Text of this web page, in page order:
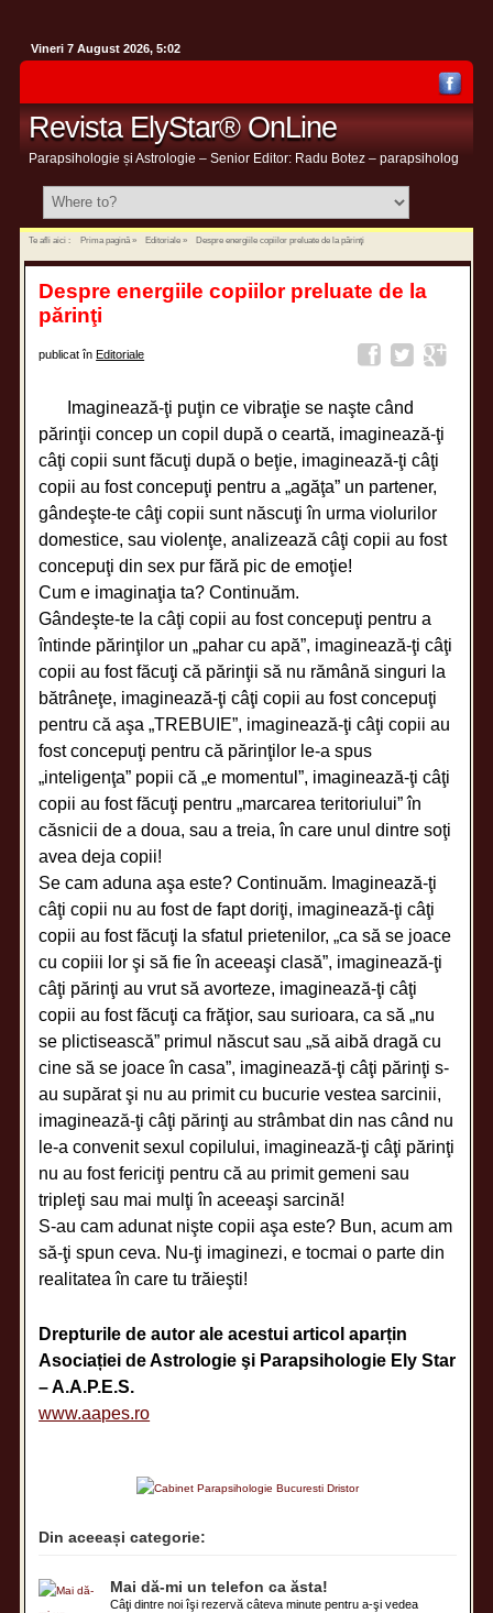
Vineri 7 August 2026, 5:02
Revista ElyStar® OnLine
Parapsihologie și Astrologie – Senior Editor: Radu Botez – parapsiholog
Te afli aici : Prima pagină» Editoriale» Despre energiile copiilor preluate de la părinţi
Despre energiile copiilor preluate de la
părinţi
publicat înEditoriale
Imaginează-ţi puţin ce vibraţie se naşte când
părinţii concep un copil după o ceartă, imaginează-ţi
câţi copii sunt făcuţi după o beţie, imaginează-ţi câţi
copii au fost concepuţi pentru a „agăţa” un partener,
gândeşte-te câţi copii sunt născuţi în urma violurilor
domestice, sau violenţe, analizează câţi copii au fost
concepuţi din sex pur fără pic de emoţie!
Cum e imaginaţia ta? Continuăm.
Gândeşte-te la câţi copii au fost concepuţi pentru a
întinde părinţilor un „pahar cu apă”, imaginează-ţi câţi
copii au fost făcuţi că părinţii să nu rămână singuri la
bătrâneţe, imaginează-ţi câţi copii au fost concepuţi
pentru că aşa „TREBUIE”, imaginează-ţi câţi copii au
fost concepuţi pentru că părinţilor le-a spus
„inteligenţa” popii că „e momentul”, imaginează-ţi câţi
copii au fost făcuţi pentru „marcarea teritoriului” în
căsnicii de a doua, sau a treia, în care unul dintre soţi
avea deja copii!
Se cam aduna aşa este? Continuăm. Imaginează-ţi
câţi copii nu au fost de fapt doriţi, imaginează-ţi câţi
copii au fost făcuţi la sfatul prietenilor, „ca să se joace
cu copiii lor şi să fie în aceeaşi clasă”, imaginează-ţi
câţi părinţi au vrut să avorteze, imaginează-ţi câţi
copii au fost făcuţi ca frăţior, sau surioara, ca să „nu
se plictisească” primul născut sau „să aibă dragă cu
cine să se joace în casa”, imaginează-ţi câţi părinţi s-
au supărat şi nu au primit cu bucurie vestea sarcinii,
imaginează-ţi câţi părinţi au strâmbat din nas când nu
le-a convenit sexul copilului, imaginează-ţi câţi părinţi
nu au fost fericiţi pentru că au primit gemeni sau
tripleţi sau mai mulţi în aceeaşi sarcină!
S-au cam adunat nişte copii aşa este? Bun, acum am
să-ţi spun ceva. Nu-ţi imaginezi, e tocmai o parte din
realitatea în care tu trăieşti!
Drepturile de autor ale acestui articol aparțin
Asociației de Astrologie şi Parapsihologie Ely Star
– A.A.P.E.S.
www.aapes.ro
Din aceeași categorie:
Mai dă-mi un telefon ca ăsta!
Câţi dintre noi îşi rezervă câteva minute pentru a-şi vedea